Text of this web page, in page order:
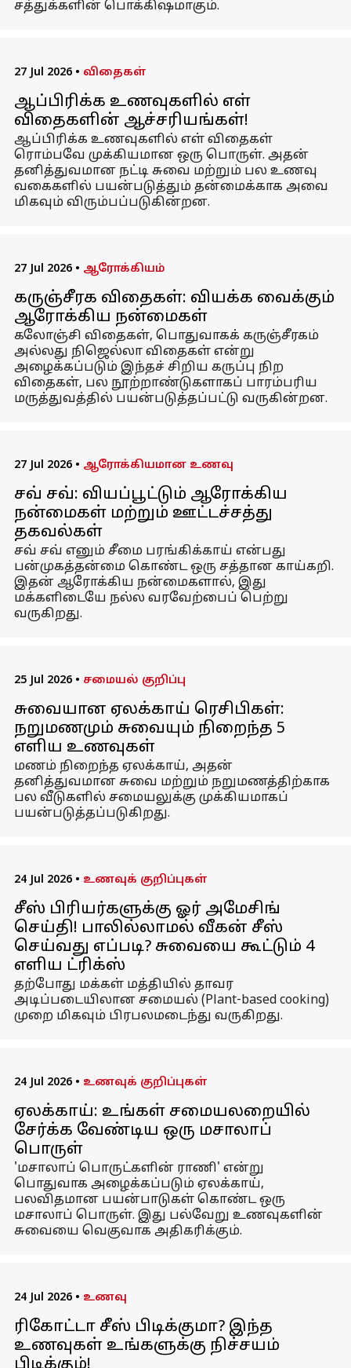
சத்துக்களின் பொக்கிஷமாகும்.
27 Jul 2026 • விதைகள்
ஆப்பிரிக்க உணவுகளில் எள்
விதைகளின் ஆச்சரியங்கள்!
ஆப்பிரிக்க உணவுகளில் எள் விதைகள்
ரொம்பவே முக்கியமான ஒரு பொருள். அதன்
தனித்துவமான நட்டி சுவை மற்றும் பல உணவு
வகைகளில் பயன்படுத்தும் தன்மைக்காக அவை
மிகவும் விரும்பப்படுகின்றன.
27 Jul 2026 • ஆரோக்கியம்
கருஞ்சீரக விதைகள்: வியக்க வைக்கும்
ஆரோக்கிய நன்மைகள்
கலோஞ்சி விதைகள், பொதுவாகக் கருஞ்சீரகம்
அல்லது நிஜெல்லா விதைகள் என்று
அழைக்கப்படும் இந்தச் சிறிய கருப்பு நிற
விதைகள், பல நூற்றாண்டுகளாகப் பாரம்பரிய
மருத்துவத்தில் பயன்படுத்தப்பட்டு வருகின்றன.
27 Jul 2026 • ஆரோக்கியமான உணவு
சவ் சவ்: வியப்பூட்டும் ஆரோக்கிய
நன்மைகள் மற்றும் ஊட்டச்சத்து
தகவல்கள்
சவ் சவ் எனும் சீமை பரங்கிக்காய் என்பது
பன்முகத்தன்மை கொண்ட ஒரு சத்தான காய்கறி.
இதன் ஆரோக்கிய நன்மைகளால், இது
மக்களிடையே நல்ல வரவேற்பைப் பெற்று
வருகிறது.
25 Jul 2026 • சமையல் குறிப்பு
சுவையான ஏலக்காய் ரெசிபிகள்:
நறுமணமும் சுவையும் நிறைந்த 5
எளிய உணவுகள்
மணம் நிறைந்த ஏலக்காய், அதன்
தனித்துவமான சுவை மற்றும் நறுமணத்திற்காக
பல வீடுகளில் சமையலுக்கு முக்கியமாகப்
பயன்படுத்தப்படுகிறது.
24 Jul 2026 • உணவுக் குறிப்புகள்
சீஸ் பிரியர்களுக்கு ஓர் அமேசிங்
செய்தி! பாலில்லாமல் வீகன் சீஸ்
செய்வது எப்படி? சுவையை கூட்டும் 4
எளிய ட்ரிக்ஸ்
தற்போது மக்கள் மத்தியில் தாவர
அடிப்படையிலான சமையல் (Plant-based cooking)
முறை மிகவும் பிரபலமடைந்து வருகிறது.
24 Jul 2026 • உணவுக் குறிப்புகள்
ஏலக்காய்: உங்கள் சமையலறையில்
சேர்க்க வேண்டிய ஒரு மசாலாப்
பொருள்
'மசாலாப் பொருட்களின் ராணி' என்று
பொதுவாக அழைக்கப்படும் ஏலக்காய்,
பலவிதமான பயன்பாடுகள் கொண்ட ஒரு
மசாலாப் பொருள். இது பல்வேறு உணவுகளின்
சுவையை வெகுவாக அதிகரிக்கும்.
24 Jul 2026 • உணவு
ரிகோட்டா சீஸ் பிடிக்குமா? இந்த
உணவுகள் உங்களுக்கு நிச்சயம்